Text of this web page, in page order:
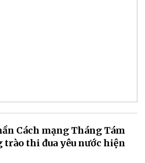
Cách mạng Tháng Tám
trào thi đua yêu nước hiện